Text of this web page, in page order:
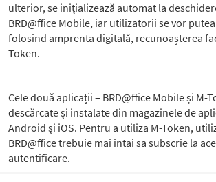
ulterior, se inițializează automat la
BRD@ffice Mobile, iar utilizatorii se vor
folosind amprenta digitală, recunoașterea
Token.
Cele două aplicații – BRD@ffice Mobile și M-
descărcate și instalate din magazinele de
Android și iOS. Pentru a utiliza M-Token,
BRD@ffice trebuie mai intai sa subscrie la
autentificare.